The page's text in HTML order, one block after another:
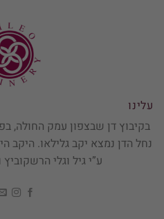
עלינו
בקיבוץ דן שבצפון עמק החולה,
נחל הדן נמצא יקב גלילאו. היקב
ע”י גיל וגלי הרשקוביץ